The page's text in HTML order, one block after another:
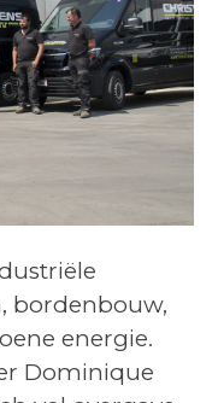
bordenbouw,
energie.
Dominique